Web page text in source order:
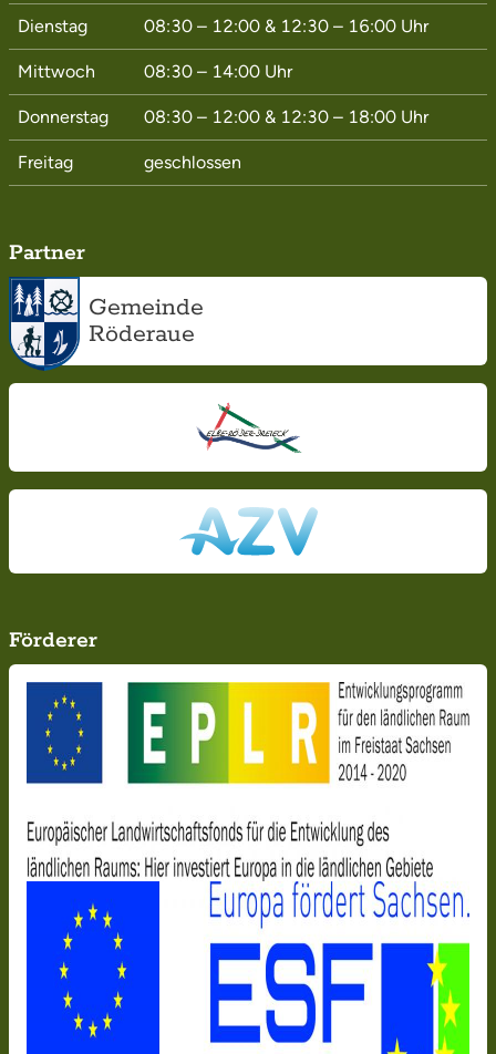
Dienstag 08:30 – 12:00 & 12:30 – 16:00 Uhr
Mittwoch 08:30 – 14:00 Uhr
Donnerstag 08:30 – 12:00 & 12:30 – 18:00 Uhr
Freitag geschlossen
Partner
Gemeinde
Röderaue
Förderer